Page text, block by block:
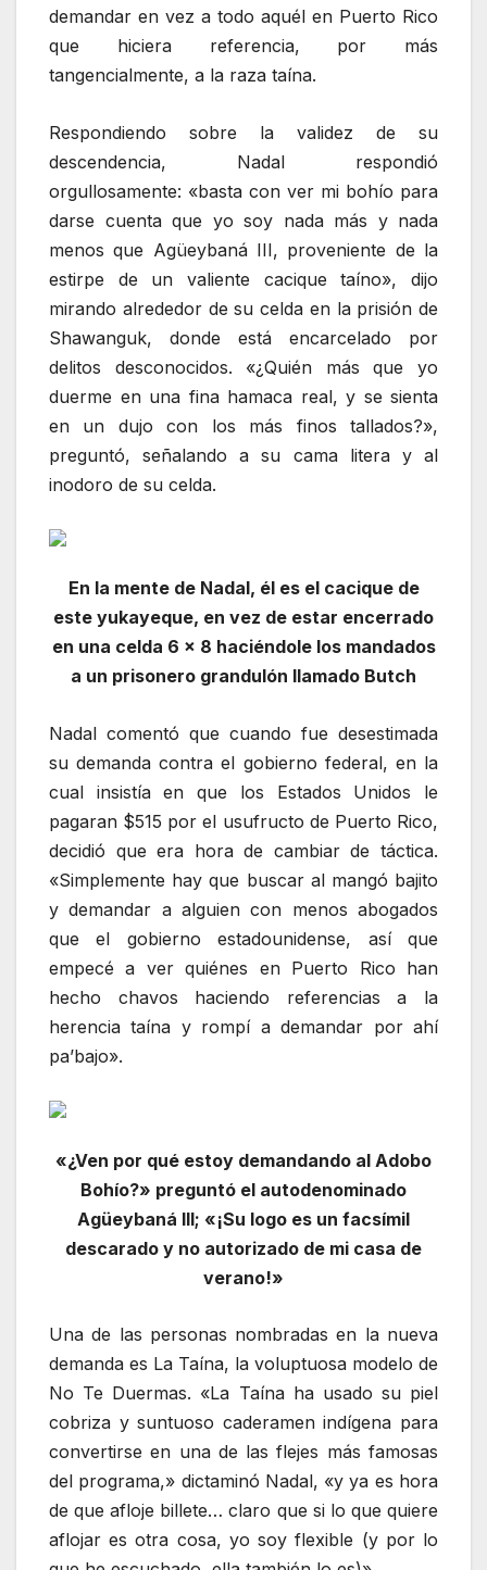
demandar en vez a todo aquél en Puerto Rico
que hiciera referencia, por más
tangencialmente, a la raza taína.
Respondiendo sobre la validez de su
descendencia, Nadal respondió
orgullosamente: «basta con ver mi bohío para
darse cuenta que yo soy nada más y nada
menos que Agüeybaná III, proveniente de la
estirpe de un valiente cacique taíno», dijo
mirando alrededor de su celda en la prisión de
Shawanguk, donde está encarcelado por
delitos desconocidos. «¿Quién más que yo
duerme en una fina hamaca real, y se sienta
en un dujo con los más finos tallados?»,
preguntó, señalando a su cama litera y al
inodoro de su celda.
En la mente de Nadal, él es el cacique de
este yukayeque, en vez de estar encerrado
en una celda 6 x 8 haciéndole los mandados
a un prisonero grandulón llamado Butch
Nadal comentó que cuando fue desestimada
su demanda contra el gobierno federal, en la
cual insistía en que los Estados Unidos le
pagaran $515 por el usufructo de Puerto Rico,
decidió que era hora de cambiar de táctica.
«Simplemente hay que buscar al mangó bajito
y demandar a alguien con menos abogados
que el gobierno estadounidense, así que
empecé a ver quiénes en Puerto Rico han
hecho chavos haciendo referencias a la
herencia taína y rompí a demandar por ahí
pa’bajo».
«¿Ven por qué estoy demandando al Adobo
Bohío?» preguntó el autodenominado
Agüeybaná III; «¡Su logo es un facsímil
descarado y no autorizado de mi casa de
verano!»
Una de las personas nombradas en la nueva
demanda es La Taína, la voluptuosa modelo de
No Te Duermas. «La Taína ha usado su piel
cobriza y suntuoso caderamen indígena para
convertirse en una de las flejes más famosas
del programa,» dictaminó Nadal, «y ya es hora
de que afloje billete… claro que si lo que quiere
aflojar es otra cosa, yo soy flexible (y por lo